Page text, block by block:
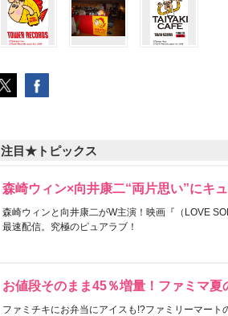
注目★トピックス
森崎ウィン×向井康二“両片思い”にキ
森崎ウィンと向井康二がW主演！映画『（LOVE
最速配信。究極のピュアラブ！
お値段そのまま45％増量！ファミマ夏
ファミチキにお弁当にアイスも!?ファミリーマート